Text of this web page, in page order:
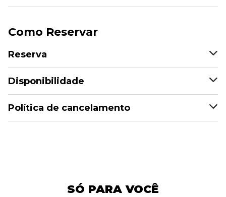
Como Reservar
Reserva
Disponibilidade
Política de cancelamento
SÓ PARA VOCÊ